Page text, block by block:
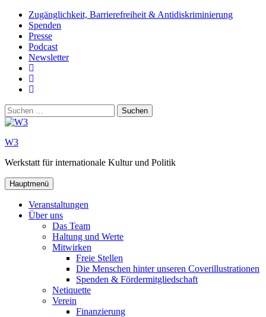
Zum
Inhalt
springen
Zugänglichkeit, Barrierefreiheit & Antidiskriminierung
Spenden
Presse
Podcast
Newsletter
Suchen
nach:
W3
Werkstatt für internationale Kultur und Politik
Hauptmenü
Veranstaltungen
Über uns
Das Team
Haltung und Werte
Mitwirken
Freie Stellen
Die Menschen hinter unseren Coverillustrationen
Spenden & Fördermitgliedschaft
Netiquette
Verein
Finanzierung